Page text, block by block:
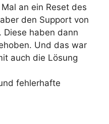
an ein Reset des
den Support von
Diese haben dann
Und das war
auch die Lösung
fehlerhafte